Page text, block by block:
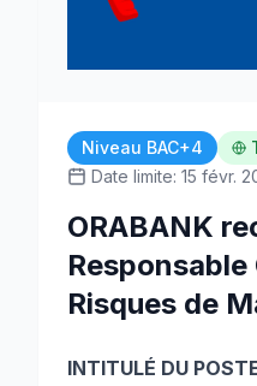
Niveau BAC+4
Date limite: 15 févr.
ORABANK
Risques de
INTITULÉ DU